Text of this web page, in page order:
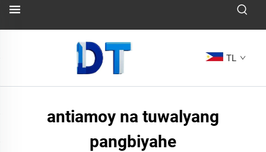
TL
antiamoy na tuwalyang
pangbiyahe